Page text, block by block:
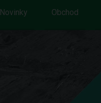
Novinky Obchod